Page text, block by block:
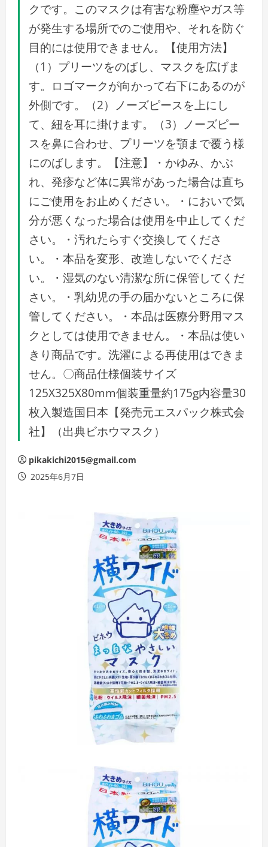
クです。このマスクは有害な粉塵やガス等
が発生する場所でのご使用や、それを防ぐ
目的には使用できません。【使用方法】
（1）プリーツをのばし、マスクを広げま
す。ロゴマークが向かって右下にあるのが
外側です。（2）ノーズピースを上にし
て、紐を耳に掛けます。（3）ノーズピー
スを鼻に合わせ、プリーツを顎まで覆う様
にのばします。【注意】・かゆみ、かぶ
れ、発疹など体に異常があった場合は直ち
にご使用をお止めください。・においで気
分が悪くなった場合は使用を中止してくだ
さい。・汚れたらすぐ交換してくださ
い。・本品を変形、改造しないでくださ
い。・湿気のない清潔な所に保管してくだ
さい。・乳幼児の手の届かないところに保
管してください。・本品は医療分野用マス
クとしては使用できません。・本品は使い
きり商品です。洗濯による再使用はできま
せん。〇商品仕様個装サイズ
125X325X80mm個装重量約175g内容量30
枚入製造国日本【発売元エスパック株式会
社】（出典ビホウマスク）
pikakichi2015@gmail.com
2025年6月7日